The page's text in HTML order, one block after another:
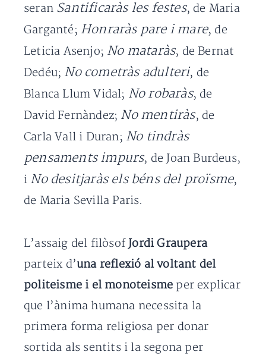
seran Santificaràs les festes, de Maria
Garganté; Honraràs pare i mare, de
Leticia Asenjo; No mataràs, de Bernat
Dedéu; No cometràs adulteri, de
Blanca Llum Vidal; No robaràs, de
David Fernàndez; No mentiràs, de
Carla Vall i Duran; No tindràs
pensaments impurs, de Joan Burdeus,
i No desitjaràs els béns del proïsme,
de Maria Sevilla Paris.
L’assaig del filòsof Jordi Graupera
parteix d’una reflexió al voltant del
politeisme i el monoteisme per explicar
que l’ànima humana necessita la
primera forma religiosa per donar
sortida als sentits i la segona per